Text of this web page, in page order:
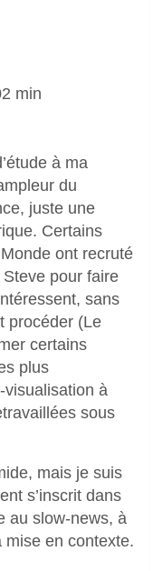
min
à ma
du
juste une
Certains
ont recruté
pour faire
sans
procéder (Le
certains
plus
visualisation à
sous
mais je suis
s’inscrit dans
au slow-news, à
mise en contexte.